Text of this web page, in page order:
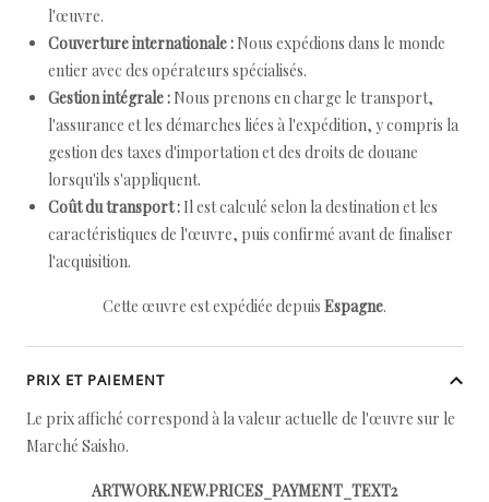
l'œuvre.
Couverture internationale : Nous expédions dans le monde
entier avec des opérateurs spécialisés.
Gestion intégrale : Nous prenons en charge le transport,
l'assurance et les démarches liées à l'expédition, y compris la
gestion des taxes d'importation et des droits de douane
lorsqu'ils s'appliquent.
Coût du transport : Il est calculé selon la destination et les
caractéristiques de l'œuvre, puis confirmé avant de finaliser
l'acquisition.
Cette œuvre est expédiée depuis Espagne.
PRIX ET PAIEMENT
Le prix affiché correspond à la valeur actuelle de l'œuvre sur le
Marché Saisho.
ARTWORK.NEW.PRICES_PAYMENT_TEXT2